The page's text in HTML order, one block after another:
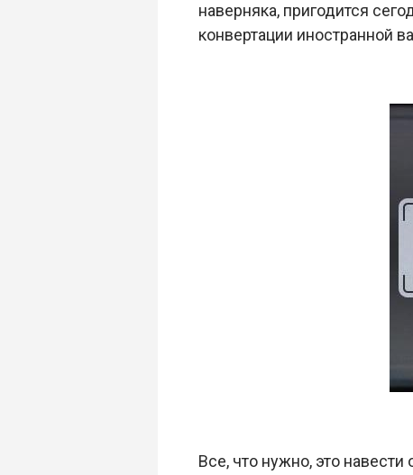
наверняка, пригодится
конвертации иностранной
Все, что нужно, это